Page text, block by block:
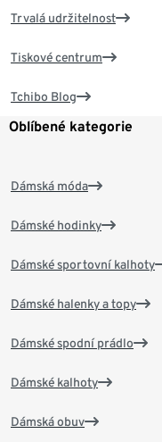
Trvalá udržitelnost
Tiskové centrum
Tchibo Blog
Oblíbené kategorie
Dámská móda
Dámské hodinky
Dámské sportovní kalhoty
Dámské halenky a topy
Dámské spodní prádlo
Dámské kalhoty
Dámská obuv